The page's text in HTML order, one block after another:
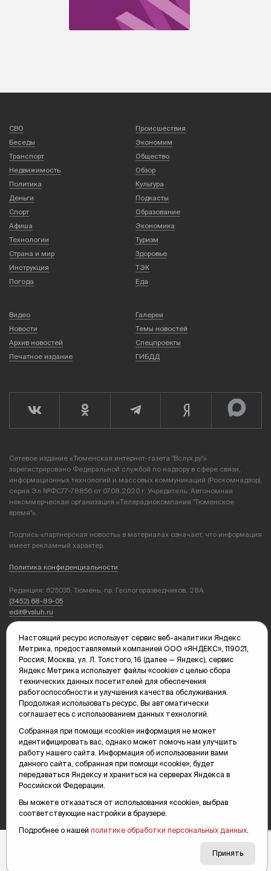
СВО
Происшествия
Беседы
Экономим
Транспорт
Общество
Недвижимость
Обзор
Политика
Культура
Деньги
Подкасты
Спорт
Образование
Афиша
Экономика
Технологии
Туризм
Страна и мир
Здоровье
Инструкция
ТЭК
Погода
Еда
Видео
Галереи
Новости
Темы новостей
Архив новостей
Спецпроекты
Печатное издание
ГИБДД
Сетевое издание «Тюменская интернет-газета "Вслух.ру"»
зарегистрировано Федеральной службой по надзору в сфере связи,
информационных технологий и массовых коммуникаций (Роскомнадзор),
серия Эл №ФС77-78856 от 07.08.2020 г. Учредитель: Автономная
некоммерческая организация «Телерадиокомпания "Тюменское
время"».
Подпись «партнерская новость» в материалах означает, что информация
имеет рекламный характер.
Политика конфиденциальности
Редакция: 625035, Тюмень, пр. Геологоразведчиков, 28А
(3452) 68-89-05
edit@vsluh.ru
Главный редактор: Панкина Т.Ю.
kika@vsluh.ru
По вопросам рекламы:
kotovaev@sibinformburo.ru
mim@vsluh.ru
© 2000-2026 Тюменская интернет-газета «Вслух.ру»
Карта сайта
Настоящий ресурс использует сервис веб-аналитики Яндекс
Метрика, предоставляемый компанией ООО «ЯНДЕКС», 119021,
Россия, Москва, ул. Л. Толстого, 16 (далее — Яндекс), сервис
Яндекс Метрика использует файлы «cookie» с целью сбора
технических данных посетителей для обеспечения
работоспособности и улучшения качества обслуживания.
Продолжая использовать ресурс, Вы автоматически
соглашаетесь с использованием данных технологий.
Собранная при помощи «cookie» информация не может
идентифицировать вас, однако может помочь нам улучшить
работу нашего сайта. Информация об использовании вами
данного сайта, собранная при помощи «cookie», будет
передаваться Яндексу и храниться на серверах Яндекса в
Российской Федерации.
Вы можете отказаться от использования «cookie», выбрав
соответствующие настройки в браузере.
Подробнее о нашей политике обработки персональных данных
Принять